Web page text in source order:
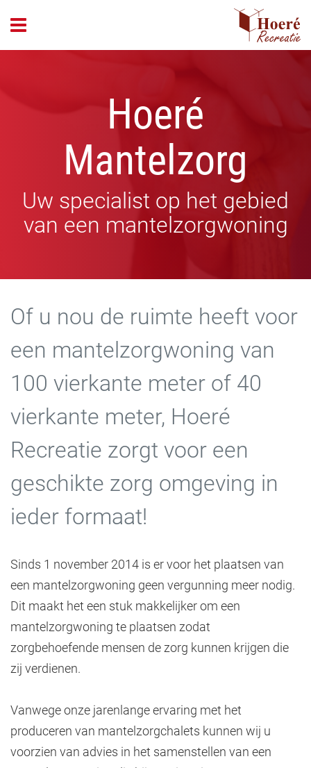
Hoeré
Mantelzorg
Uw specialist op het gebied
van een mantelzorgwoning
Of u nou de ruimte heeft voor
een mantelzorgwoning van
100 vierkante meter of 40
vierkante meter, Hoeré
Recreatie zorgt voor een
geschikte zorg omgeving in
ieder formaat!
Sinds 1 november 2014 is er voor het plaatsen van
een mantelzorgwoning geen vergunning meer nodig.
Dit maakt het een stuk makkelijker om een
mantelzorgwoning te plaatsen zodat
zorgbehoefende mensen de zorg kunnen krijgen die
zij verdienen.
Vanwege onze jarenlange ervaring met het
produceren van mantelzorgchalets kunnen wij u
voorzien van advies in het samenstellen van een
header_open_menu